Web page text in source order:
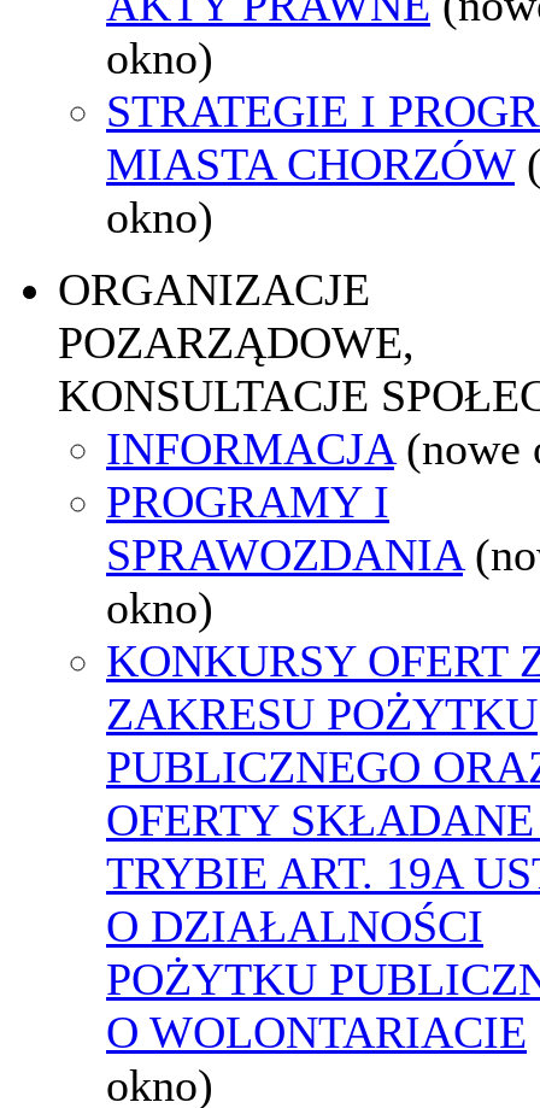
okno)
STRATEGIE I
MIASTA CHORZÓW
okno)
ORGANIZACJE
POZARZĄDOWE,
KONSULTACJE
INFORMACJA (nowe
PROGRAMY I
SPRAWOZDANIA
okno)
KONKURSY OFERT
ZAKRESU POŻYTKU
PUBLICZNEGO
OFERTY
TRYBIE ART. 19A
O DZIAŁALNOŚCI
POŻYTKU
O WOLONTARIACIE
okno)